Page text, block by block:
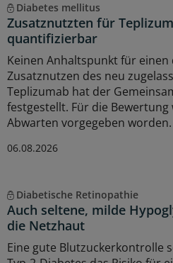
Diabetes mellitus
Zusatznutzten für
quantifizierbar
Keinen Anhaltspunkt für
Zusatznutzen des neu
Teplizumab hat der
festgestellt. Für die
Abwarten vorgegeben worden.
06.08.2026
Diabetische Retinopathie
Auch seltene, milde
die Netzhaut
Eine gute Blutzuckerkontrolle